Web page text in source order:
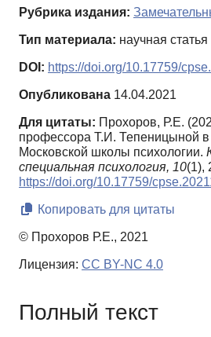
Рубрика издания:
Тип материала: научная статья
DOI: https://doi.org/10.17759/
Опубликована 14.04.2021
Для цитаты: Прохоров, Р.Е.
профессора Т.И. Тепеницыной в
Московской школы психологии.
специальная психология, 10(1),
https://doi.org/10.17759/
Копировать для цитаты
© Прохоров Р.Е., 2021
Лицензия: CC BY-NC 4.0
Полный текст